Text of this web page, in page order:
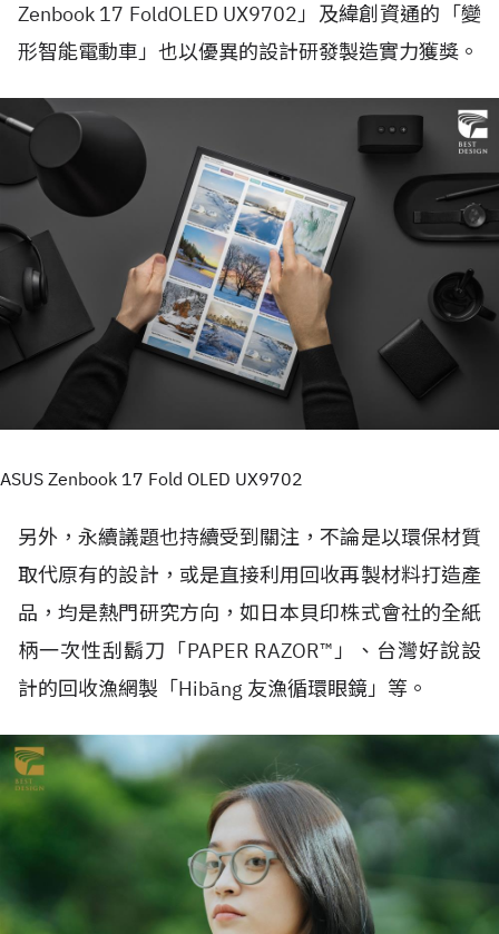
Zenbook 17 FoldOLED UX9702」及緯創資通的「變
形智能電動車」也以優異的設計研發製造實力獲獎。
ASUS Zenbook 17 Fold OLED UX9702
另外，永續議題也持續受到關注，不論是以環保材質
取代原有的設計，或是直接利用回收再製材料打造產
品，均是熱門研究方向，如日本貝印株式會社的全紙
柄一次性刮鬍刀「PAPER RAZOR™」、台灣好說設
計的回收漁網製「Hibāng 友漁循環眼鏡」等。